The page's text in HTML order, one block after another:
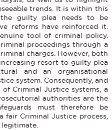
trends. It is within this
guilty plea needs to be
reforms have reinforced it.
tool of criminal policy.
proceedings through a
charges. However, both
resort to guilty plea
and an organisational
system. Consequently, and
Criminal Justice systems, a
authorities are the
must therefore be
Criminal Justice process,